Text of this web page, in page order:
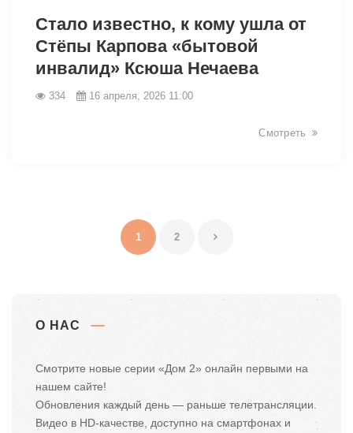
Стало известно, к кому ушла от
Стёпы Карпова «бытовой
инвалид» Ксюша Нечаева
334 16 апреля, 2026 11:00
Смотреть
1 2
О НАС
Смотрите новые серии «Дом 2» онлайн первыми на
нашем сайте!
Обновления каждый день — раньше телетрансляции.
Видео в HD-качестве, доступно на смартфонах и